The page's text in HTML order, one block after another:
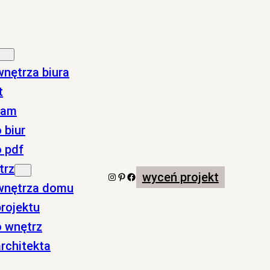
biura
biur
pdf
domu
wnętrz
Instagram
Pinterest
Facebook
wyceń projekt